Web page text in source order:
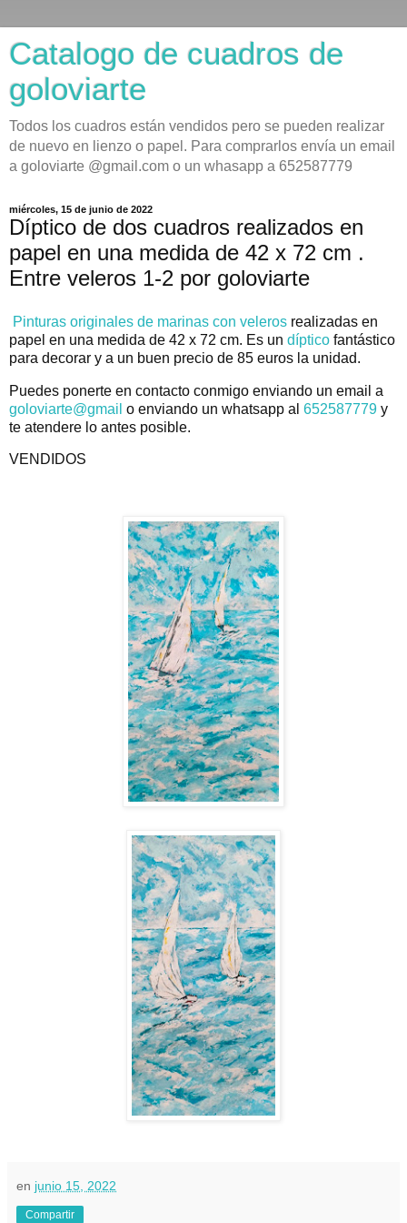
Catalogo de cuadros de
goloviarte
Todos los cuadros están vendidos pero se pueden realizar
de nuevo en lienzo o papel. Para comprarlos envía un email
a goloviarte @gmail.com o un whasapp a 652587779
miércoles, 15 de junio de 2022
Díptico de dos cuadros realizados en
papel en una medida de 42 x 72 cm .
Entre veleros 1-2 por goloviarte
Pinturas originales de marinas con veleros realizadas en
papel en una medida de 42 x 72 cm. Es un díptico fantástico
para decorar y a un buen precio de 85 euros la unidad.
Puedes ponerte en contacto conmigo enviando un email a
goloviarte@gmail o enviando un whatsapp al 652587779 y
te atendere lo antes posible.
VENDIDOS
en junio 15, 2022
Compartir